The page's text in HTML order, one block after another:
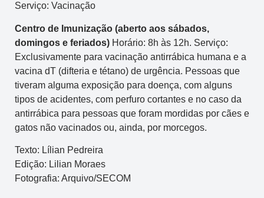
Serviço: Vacinação
Centro de Imunização (aberto aos sábados,
domingos e feriados) Horário: 8h às 12h. Serviço:
Exclusivamente para vacinação antirrábica humana e a
vacina dT (difteria e tétano) de urgência. Pessoas que
tiveram alguma exposição para doença, com alguns
tipos de acidentes, com perfuro cortantes e no caso da
antirrábica para pessoas que foram mordidas por cães e
gatos não vacinados ou, ainda, por morcegos.
Texto: Lílian Pedreira
Edição: Lilian Moraes
Fotografia: Arquivo/SECOM